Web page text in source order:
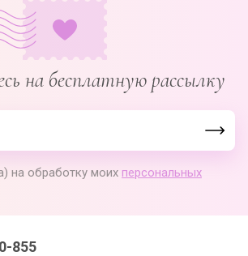
на бесплатную рассылку
на обработку моих персональных
855